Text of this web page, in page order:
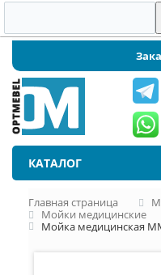
КАТАЛОГ
Главная страница
Мойки медицинские
Мойка медицинская